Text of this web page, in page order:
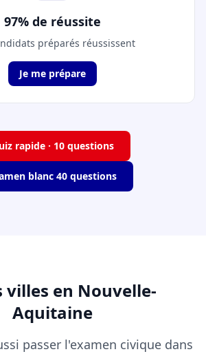
97% de réussite
préparés réussissent
Je me prépare
rapide · 10 questions
blanc 40 questions
villes en Nouvelle-
Aquitaine
passer l'examen civique dans